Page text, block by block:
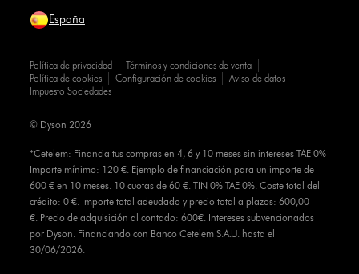
España
Política de privacidad
Términos y condiciones de venta
Política de cookies
Configuración de cookies
Aviso de datos
Impuesto Sociedades
*Cetelem: Financia tus compras en 4, 6 y 10 meses sin intereses TAE 0%
Importe mínimo: 120 €. Ejemplo de financiación para un importe de
600 € en 10 meses. 10 cuotas de 60 €. TIN 0% TAE 0%. Coste total del
crédito: 0 €. Importe total adeudado y precio total a plazos: 600,00
€. Precio de adquisición al contado: 600€. Intereses subvencionados
por Dyson. Financiando con Banco Cetelem S.A.U. hasta el
30/06/2026.
© Dyson 2026